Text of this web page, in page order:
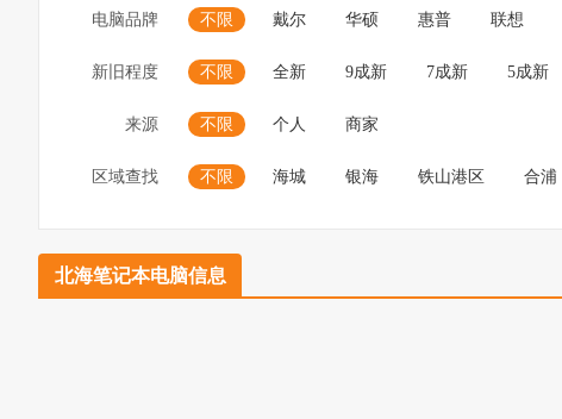
电脑品牌 不限 戴尔 华硕 惠普 联想
新旧程度 不限 全新 9成新 7成新 5成新
来源 不限 个人 商家
区域查找 不限 海城 银海 铁山港区 合浦
北海笔记本电脑信息